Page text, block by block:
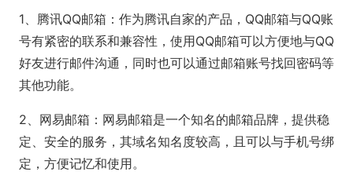
1、腾讯QQ邮箱：作为腾讯自家的产品，QQ邮箱与QQ账
号有紧密的联系和兼容性，使用QQ邮箱可以方便地与QQ
好友进行邮件沟通，同时也可以通过邮箱账号找回密码等
其他功能。
2、网易邮箱：网易邮箱是一个知名的邮箱品牌，提供稳
定、安全的服务，其域名知名度较高，且可以与手机号绑
定，方便记忆和使用。